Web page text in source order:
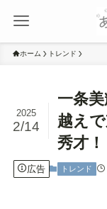
ホーム トレンド
一条
越え
秀才！
2025
2/14
広告 トレンド